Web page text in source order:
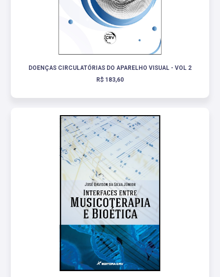
DOENÇAS CIRCULATÓRIAS DO APARELHO VISUAL - VOL 2
R$ 183,60